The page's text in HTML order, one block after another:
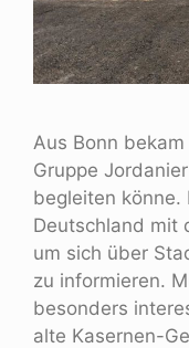
Aus Bonn
Gruppe
begleiten könne.
Deutschland mit
um sich über
zu informieren.
besonders
alte Kasernen-